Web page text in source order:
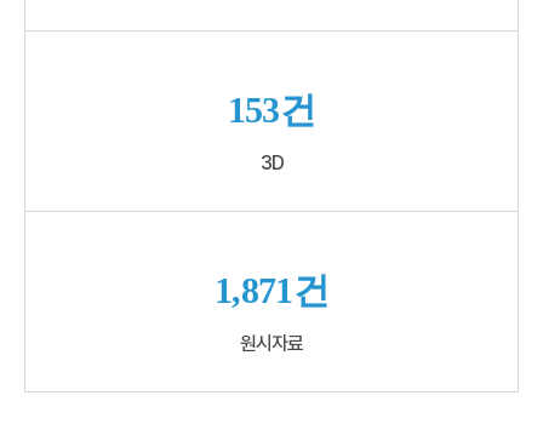
153건
3D
1,871건
원시자료